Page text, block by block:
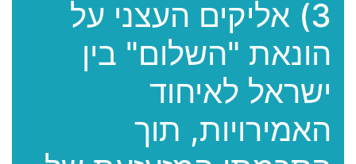
3) אליקים העצני על
הונאת "השלום" בין
ישראל לאיחוד
האמירויות, תוך